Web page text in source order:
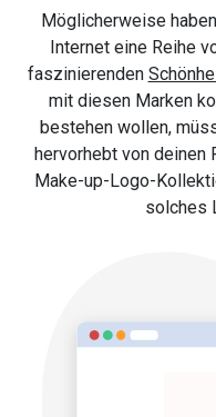
Möglicherweise
Internet eine Reihe
faszinierenden
mit diesen Marken
bestehen wollen,
hervorhebt von deinen
Make-up-Logo-
solches